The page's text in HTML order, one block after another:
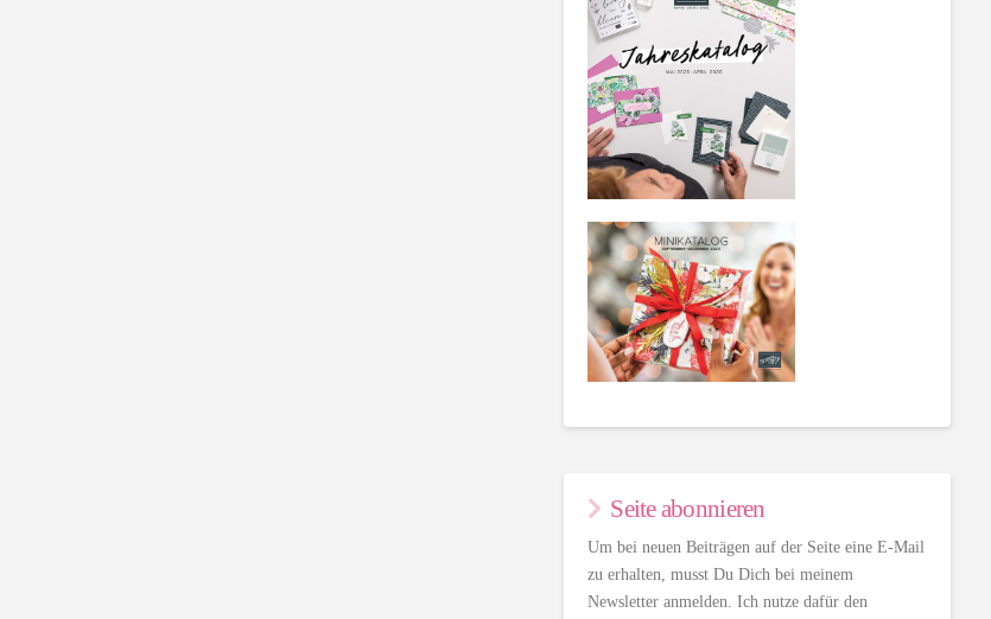
Seite abonnieren
Um bei neuen Beiträgen auf der Seite eine E-Mail
zu erhalten, musst Du Dich bei meinem
Newsletter anmelden. Ich nutze dafür den